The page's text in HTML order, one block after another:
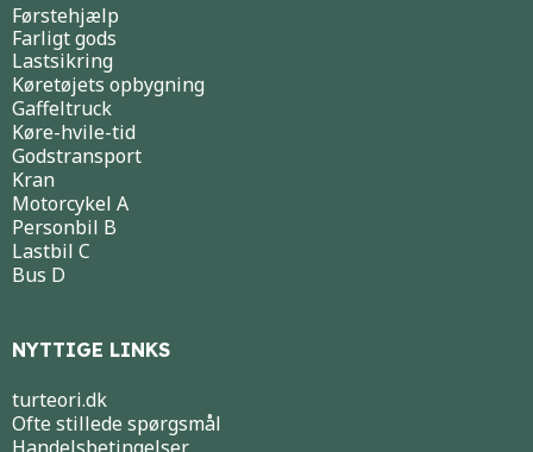
Førstehjælp
Farligt gods
Lastsikring
Køretøjets opbygning
Gaffeltruck
Køre-hvile-tid
Godstransport
Kran
Motorcykel A
Personbil B
Lastbil C
Bus D
NYTTIGE LINKS
turteori.dk
Ofte stillede spørgsmål